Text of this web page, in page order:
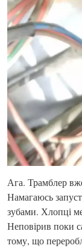
Ага. Трамблер
Намагаюсь
зубами. Хлопці
Неповірив поки
тому, що